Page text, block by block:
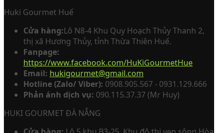
Huki Gourmet Huế
Cửa hàng:Lô N8-4 Khu Quy Hoạch Thủy Thanh 2,
thị xã Hương Thủy, tỉnh Thừa Thiên Huế.
Fanpage:
https://www.facebook.com/HuKiGourmetHue
Email: hukigourmet@gmail.com
Hotline (Zalo/ Viber): 0908.905.567 - 0931.129.666
Phản ánh dịch vụ: 090.115.37.37 (Mr Huy)
HUKI GOURMET ĐÀ NẴNG